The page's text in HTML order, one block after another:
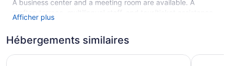
A business center and a meeting room are available. A
rooftop terrace, multilingual staff, and tour/ticket assistance
are also featured at the business-friendly Arena Leme Hotel.
This 4-star Rio de Janeiro hotel is smoke free.
1 building
Afficher plus
Hébergements similaires
Royal Rio Palace Hotel Windsor